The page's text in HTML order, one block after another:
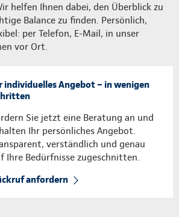
helfen Ihnen dabei, den Überblick zu
Balance zu finden. Persönlich,
per Telefon, E-Mail, in unser
vor Ort.
individuelles Angebot – in wenigen
Sie jetzt eine Beratung an und
Ihr persönliches Angebot.
verständlich und genau
Ihre Bedürfnisse zugeschnitten.
anfordern